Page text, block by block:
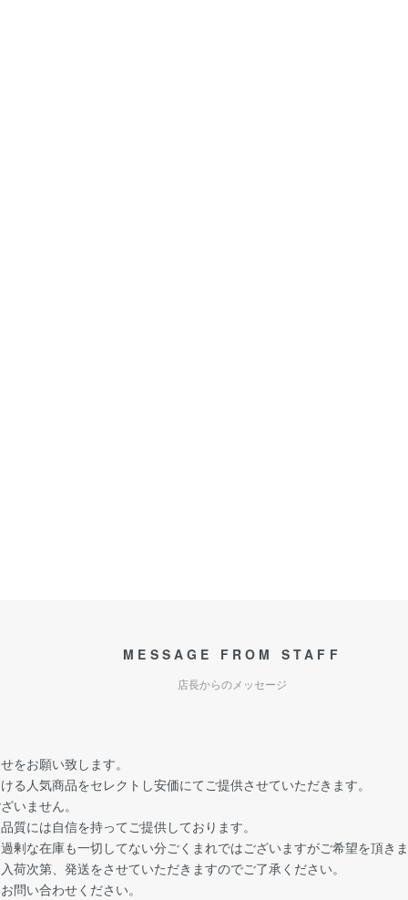
MESSAGE FROM STAFF
店長からのメッセージ
をお願い致します。
る人気商品をセレクトし安価にてご提供させていただきます。
いません。
質には自信を持ってご提供しております。
剰な在庫も一切してない分ごくまれではございますがご希望を頂き
荷次第、発送をさせていただきますのでご了承ください。
問い合わせください。